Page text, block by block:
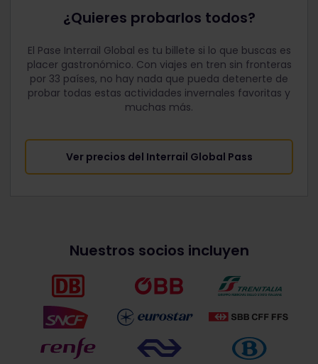
¿Quieres probarlos todos?
El Pase Interrail Global es tu billete si lo que buscas es
placer gastronómico. Con viajes en tren sin fronteras
por 33 países, no hay nada que pueda detenerte de
probar todas estas actividades invernales favoritas y
muchas más.
Ver precios del Interrail Global Pass
Nuestros socios incluyen